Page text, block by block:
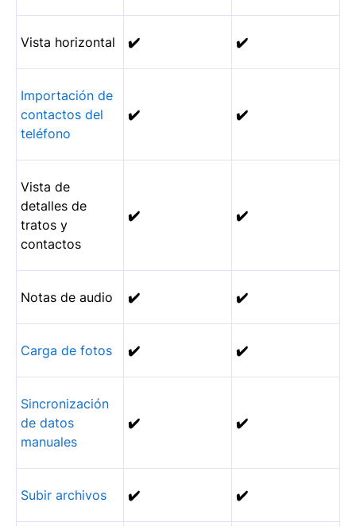
Vista horizontal ✔️ ✔️
Importación de
contactos del
teléfono
✔️ ✔️
Vista de
detalles de
tratos y
contactos
✔️ ✔️
Notas de audio ✔️ ✔️
Carga de fotos ✔️ ✔️
Sincronización
de datos
manuales
✔️ ✔️
Subir archivos ✔️ ✔️